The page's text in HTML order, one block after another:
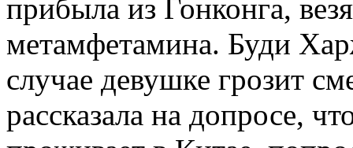
прибыла из Гонконга,
метамфeтамина. Буди
случае девушке грозит
рассказала на допросе,